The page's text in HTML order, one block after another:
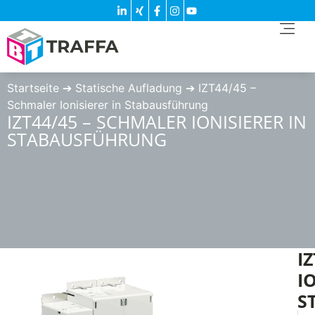
Startseite ➔ Statische Aufladung ➔ IZT44/45 –
Schmaler Ionisierer in Stabausführung
IZT44/45 – SCHMALER IONISIERER IN
STABAUSFÜHRUNG